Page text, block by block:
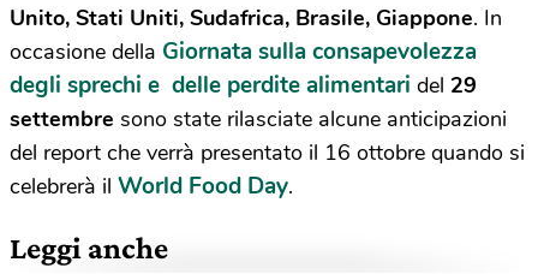
Unito, Stati Uniti, Sudafrica, Brasile, Giappone. In
occasione della Giornata sulla consapevolezza
degli sprechi e delle perdite alimentari del 29
settembre sono state rilasciate alcune anticipazioni
del report che verrà presentato il 16 ottobre quando si
celebrerà il World Food Day.
Leggi anche